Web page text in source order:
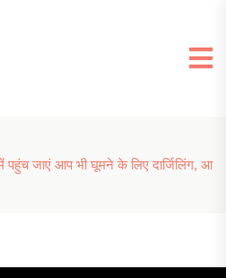
जाएं आप भी घूमने के लिए दार्जिलिंग, आ